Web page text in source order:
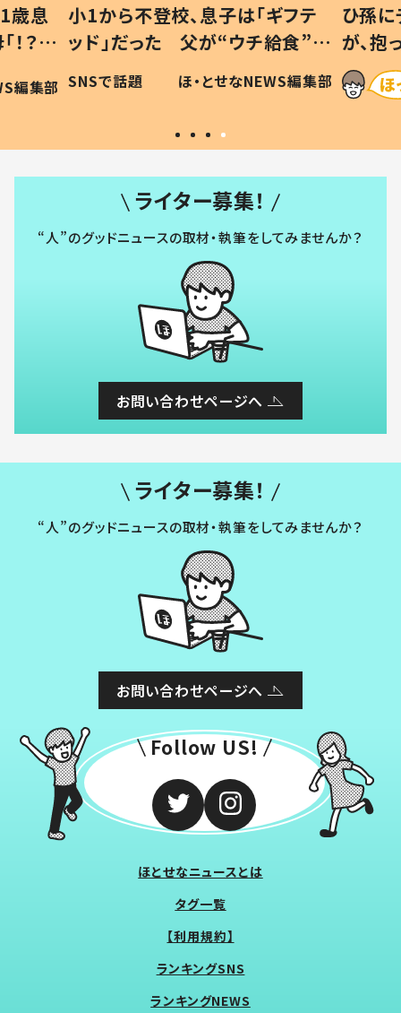
歳息
？」
編集部
小1から不登校、息子は「ギフテ
ッド」だった 父が“ウチ給食”を
作り続ける理由とは #令和の親
#令和の子
SNSで話題 ほ・とせなNEWS編集部
ひ孫
が、
「涙が
い」
ライター募集！
“人”のグッドニュースの取材・執筆をしてみませんか？
お問い合わせページへ
ライター募集！
“人”のグッドニュースの取材・執筆をしてみませんか？
お問い合わせページへ
Follow US!
ほとせなニュースとは
タグ一覧
【利用規約】
ランキングSNS
ランキングNEWS